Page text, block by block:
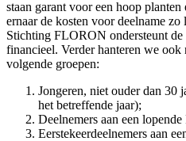
staan garant voor een hoop
ernaar de kosten voor deelname
Stichting FLORON ondersteunt
financieel. Verder hanteren we
volgende groepen:
Jongeren, niet ouder dan 30
het betreffende jaar);
Deelnemers aan een
Eerstekeerdeelnemers aan